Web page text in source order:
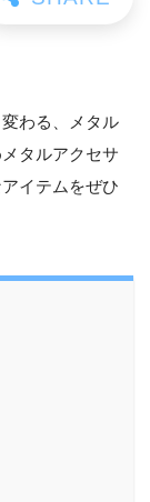
わる、メタル
タルアクセサ
イテムをぜひ